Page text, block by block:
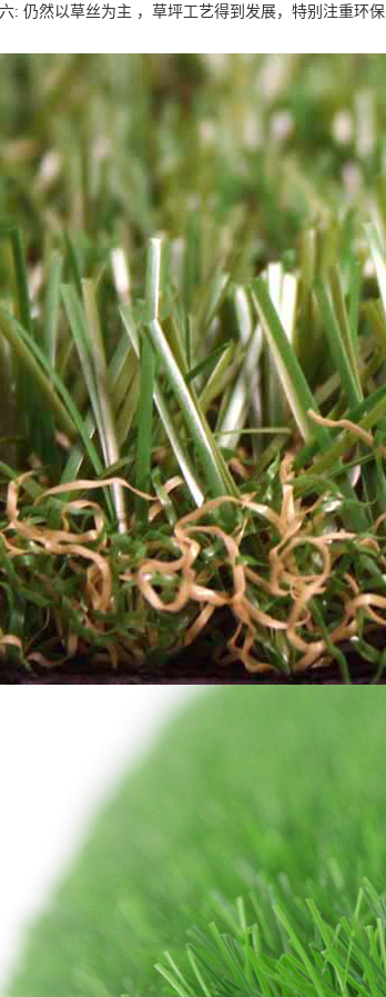
: 仍然以草丝为主 ，草坪工艺得到发展，特别注重环保